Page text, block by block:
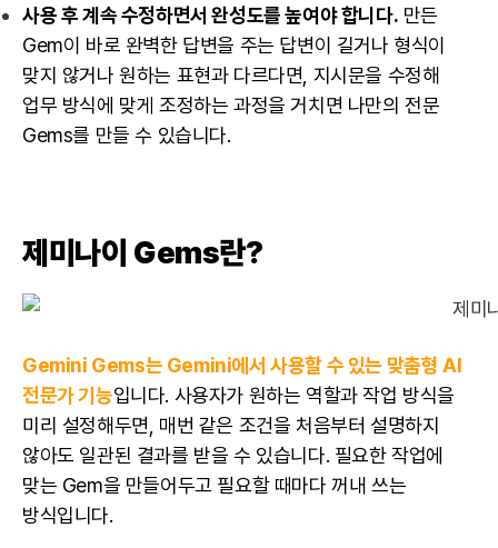
사용 후 계속 수정하면서 완성도를 높여야 합니다. 만든
Gem이 바로 완벽한 답변을 주는 답변이 길거나 형식이
맞지 않거나 원하는 표현과 다르다면, 지시문을 수정해
업무 방식에 맞게 조정하는 과정을 거치면 나만의 전문
Gems를 만들 수 있습니다.
제미나이 Gems란?
Gemini Gems는 Gemini에서 사용할 수 있는 맞춤형 AI
전문가 기능입니다. 사용자가 원하는 역할과 작업 방식을
미리 설정해두면, 매번 같은 조건을 처음부터 설명하지
않아도 일관된 결과를 받을 수 있습니다. 필요한 작업에
맞는 Gem을 만들어두고 필요할 때마다 꺼내 쓰는
방식입니다.